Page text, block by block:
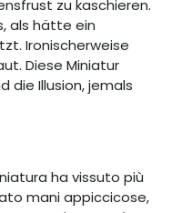
zu kaschieren.
als hätte ein
Ironischerweise
Diese Miniatur
die Illusion, jemals
ha vissuto più
mani appiccicose,